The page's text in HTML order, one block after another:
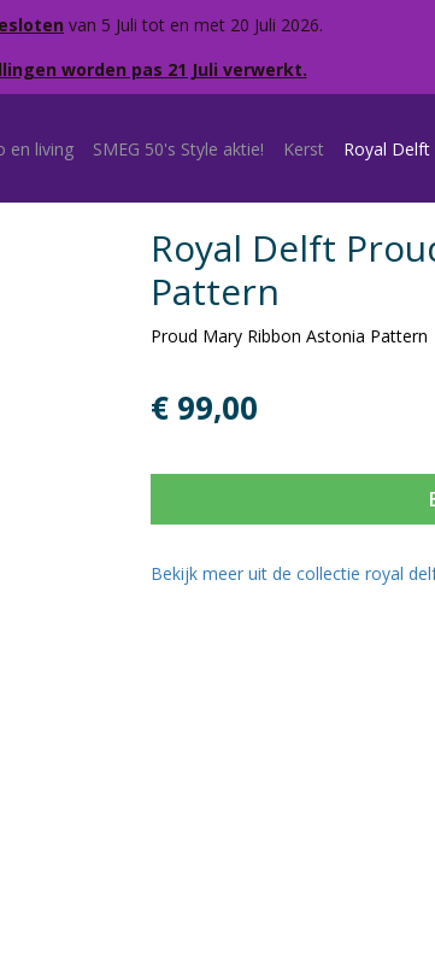
van 5 Juli tot en met 20 Juli 2026.
worden pas 21 Juli verwerkt.
en living SMEG 50's Style aktie! Kerst Royal Delft
Royal Delft
Pattern
Proud Mary Ribbon Astonia Pattern
€ 99,00
Bekijk meer uit de collectie royal